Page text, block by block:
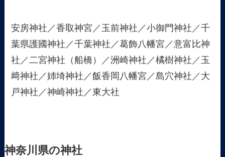
安房神社／香取神宮／玉前神社／小御門神社／千
葉県護國神社／千葉神社／葛飾八幡宮／意富比神
社／二宮神社（船橋）／洲崎神社／橘樹神社／玉
﨑神社／姉埼神社／飯香岡八幡宮／島穴神社／大
戸神社／神崎神社／東大社
神奈川県の神社